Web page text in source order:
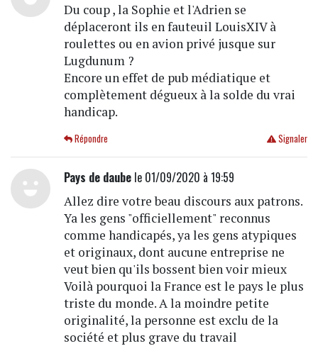
Du coup , la Sophie et l'Adrien se
déplaceront ils en fauteuil LouisXIV à
roulettes ou en avion privé jusque sur
Lugdunum ?
Encore un effet de pub médiatique et
complètement dégueux à la solde du vrai
handicap.
Signaler
Répondre
Pays de daubele 01/09/2020 à 19:59
Allez dire votre beau discours aux patrons.
Ya les gens "officiellement" reconnus
comme handicapés, ya les gens atypiques
et originaux, dont aucune entreprise ne
veut bien qu'ils bossent bien voir mieux
Voilà pourquoi la France est le pays le plus
triste du monde. A la moindre petite
originalité, la personne est exclu de la
société et plus grave du travail